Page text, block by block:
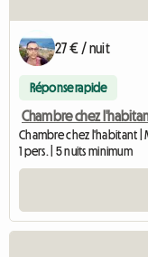
27 € / nuit
Réponse rapide
Chambre chez
Chambre chez l'habitant |
1 pers. | 5 nuits minimum